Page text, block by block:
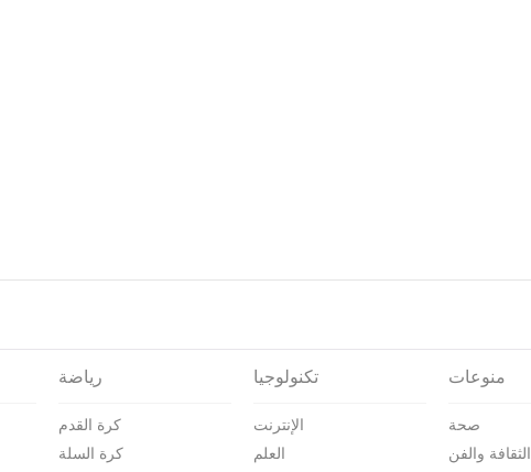
رياضة
كرة القدم
كرة السلة
تكنولوجيا
الإنترنت
العلم
منوعات
صحة
الثقافة والفن